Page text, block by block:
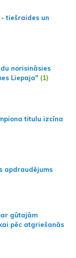
tiešraides un
norisināsies
Liepaja" (1)
titulu izcīna
apdraudējums
gūtajām
pēc atgriešanās